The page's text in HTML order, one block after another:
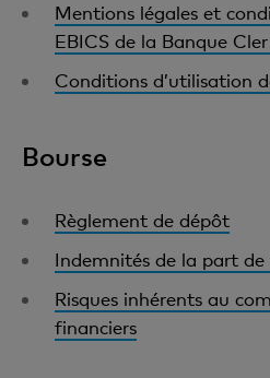
Mentions légales et
EBICS de la Banque
Conditions d’utilisation
Bourse
Règlement de dépôt
Indemnités de la part de
Risques inhérents au
financiers